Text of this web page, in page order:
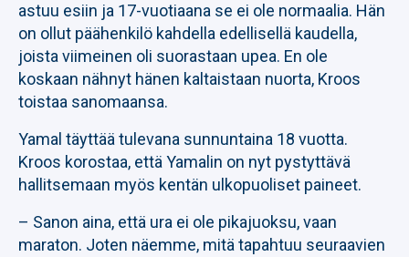
astuu esiin ja 17-vuotiaana se ei ole normaalia. Hän
on ollut päähenkilö kahdella edellisellä kaudella,
joista viimeinen oli suorastaan upea. En ole
koskaan nähnyt hänen kaltaistaan ​​nuorta, Kroos
toistaa sanomaansa.
Yamal täyttää tulevana sunnuntaina 18 vuotta.
Kroos korostaa, että Yamalin on nyt pystyttävä
hallitsemaan myös kentän ulkopuoliset paineet.
– Sanon aina, että ura ei ole pikajuoksu, vaan
maraton. Joten näemme, mitä tapahtuu seuraavien